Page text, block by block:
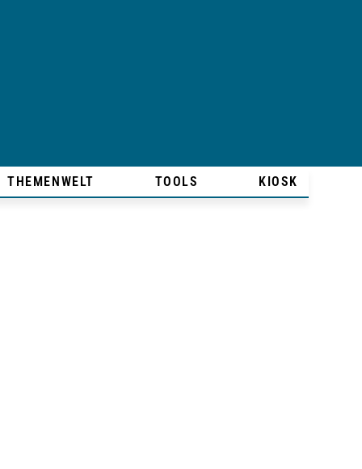
THEMENWELT TOOLS KIOSK